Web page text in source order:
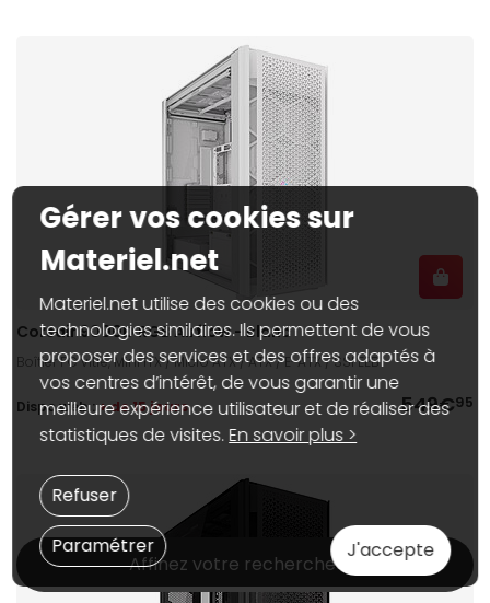
Corsair 9000D RGB Airflow - Blanc
Boîtier PC vitré, Mini ITX / Micro ATX / ATX / E-ATX / SSI EEB
549€95
Dispo web :+ de 15 jours
Affinez votre recherche
Gérer vos cookies sur
Materiel.net
Materiel.net utilise des cookies ou des
technologies similaires. Ils permettent de vous
proposer des services et des offres adaptés à
vos centres d’intérêt, de vous garantir une
meilleure expérience utilisateur et de réaliser des
statistiques de visites.En savoir plus >
J'accepte
Paramétrer
Refuser